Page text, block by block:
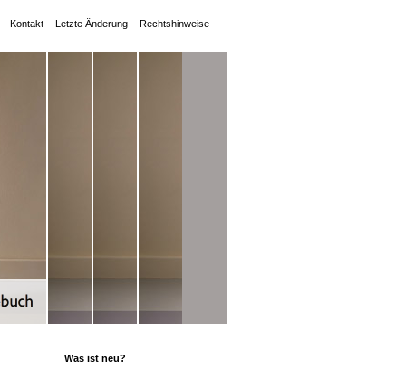
Kontakt Letzte Änderung Rechtshinweise
Was ist neu?